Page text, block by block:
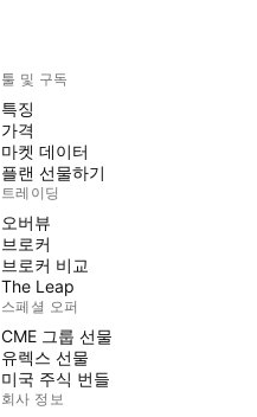
툴 및 구독
특징
가격
마켓 데이터
플랜 선물하기
트레이딩
오버뷰
브로커
브로커 비교
The Leap
스페셜 오퍼
CME 그룹 선물
유렉스 선물
미국 주식 번들
회사 정보